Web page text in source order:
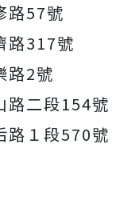
路57號
路317號
路2號
路二段154號
路１段570號